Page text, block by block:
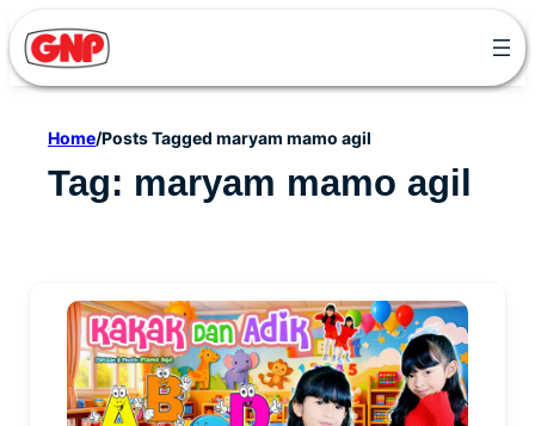
to
content
Home/Posts Tagged maryam mamo agil
Tag: maryam mamo agil